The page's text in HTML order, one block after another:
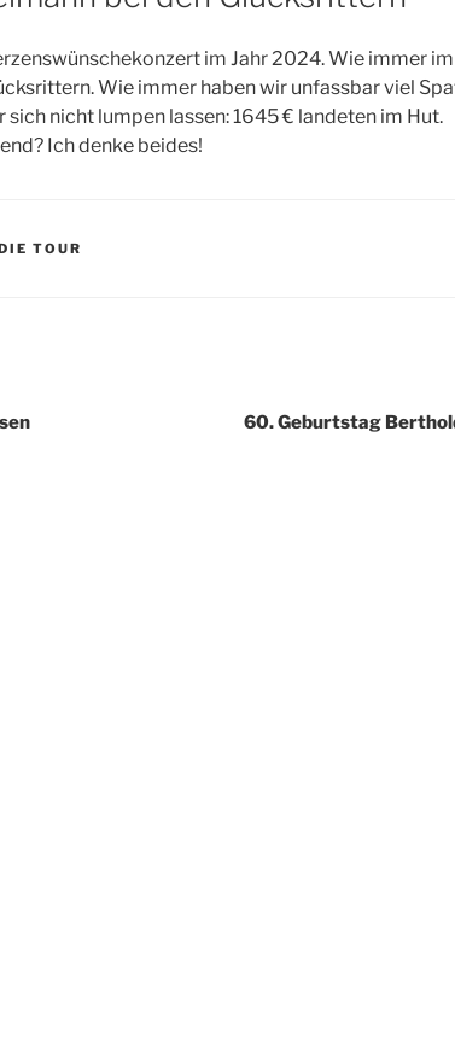
im Jahr 2024. Wie immer
Wie immer haben wir unfassbar viel
sich nicht lumpen lassen: 1645 € landeten im Hut.
Ich denke beides!
TOUR
60. Geburtstag